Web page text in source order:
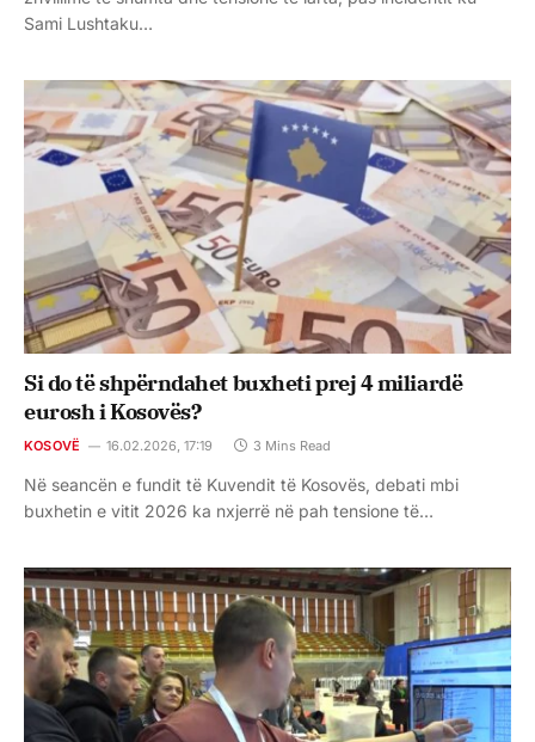
Sami Lushtaku…
Si do të shpërndahet buxheti prej 4 miliardë
eurosh i Kosovës?
KOSOVË 16.02.2026, 17:19 3 Mins Read
Në seancën e fundit të Kuvendit të Kosovës, debati mbi
buxhetin e vitit 2026 ka nxjerrë në pah tensione të…